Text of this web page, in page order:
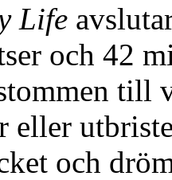
Life
och 42
till
eller
och